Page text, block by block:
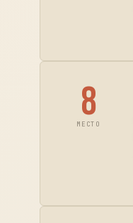
8
МЕСТО